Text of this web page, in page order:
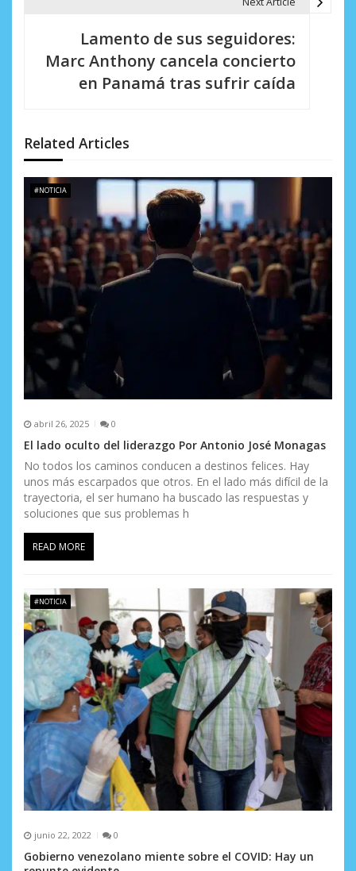
e
e
t
r
d
s
Lamento de sus seguidores:
Marc Anthony cancela concierto
en Panamá tras sufrir caída
Related Articles
#NOTICIA
abril 26, 2025 0
El lado oculto del liderazgo Por Antonio José Monagas
No todos los caminos conducen a destinos felices. Hay
unos más escarpados que otros. En el lado más difícil de la
trayectoria, el ser humano ha buscado las respuestas y
soluciones que sus problemas h
READ MORE
#NOTICIA
junio 22, 2022 0
Gobierno venezolano miente sobre el COVID: Hay un